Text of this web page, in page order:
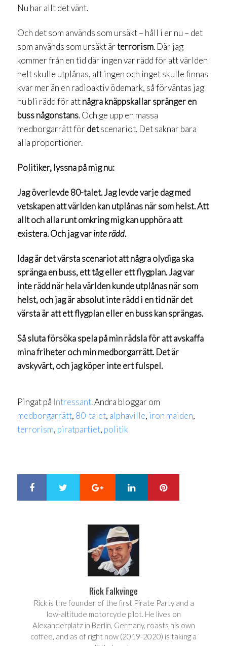
Nu har allt det vänt.
Och det som används som ursäkt – håll i er nu – det
som används som ursäkt ärterrorism. Där jag
kommer från en tid där ingen var rädd för att världen
helt skulle utplånas, att ingen och inget skulle finnas
kvar mer än en radioaktiv ödemark, så förväntas jag
nu bli rädd för attnågra knäppskallar spränger en
buss någonstans. Och ge upp en massa
medborgarrätt för detscenariot. Det saknar bara
alla proportioner.
Politiker, lyssna på mig nu:
Jag överlevde 80-talet. Jag levde varje dag med
vetskapen att världen kan utplånas när som helst. Att
allt och alla runt omkring mig kan upphöra att
existera. Och jag varinte rädd.
Idag är det värsta scenariot att några olydiga ska
spränga en buss, ett tåg eller ett flygplan. Jag var
inte rädd när hela världen kunde utplånas när som
helst, och jag är absolut inte rädd i en tid när det
värsta är att ett flygplan eller en buss kan sprängas.
Så sluta försöka spela på min rädsla för att avskaffa
mina friheter och min medborgarrätt. Det är
avskyvärt, och jag köper inte ert fulspel.
Pingat på Intressant. Andra bloggar om
medborgarrätt, 80-talet, alphaville, iron maiden,
terrorism, piratpartiet, politik
Google+ LinkedIn
Rick Falkvinge
Rick is the founder of the first Pirate Party and a
low-altitude motorcycle pilot. He lives on
Alexanderplatz in Berlin, Germany, roasts his own
coffee, and as of right now (2019-2020) is taking a